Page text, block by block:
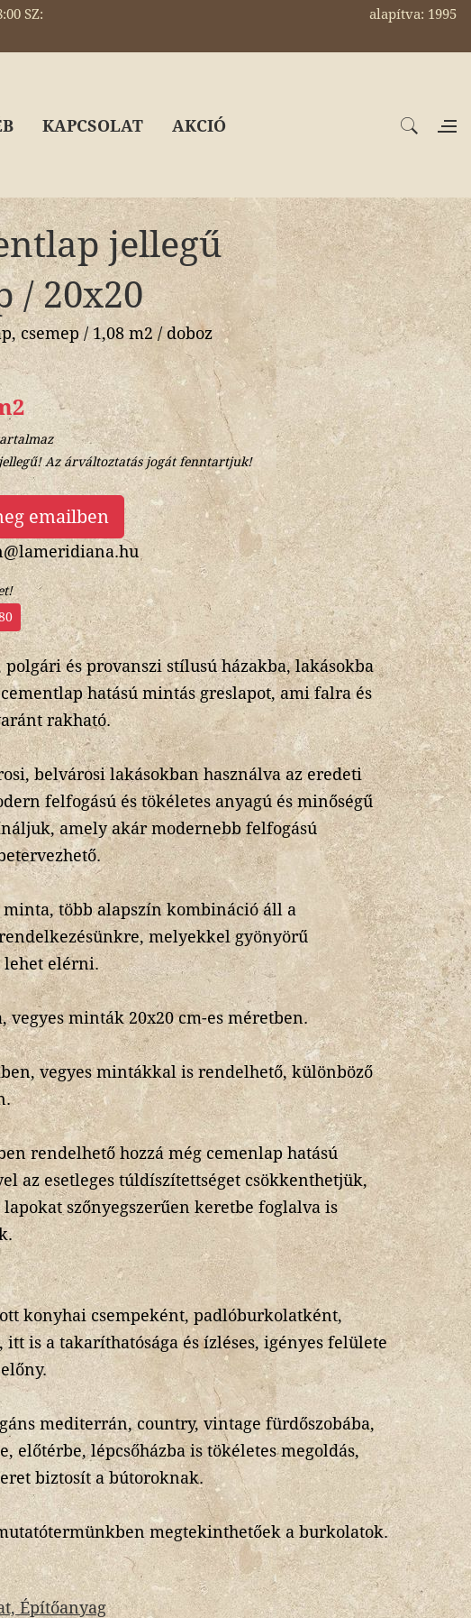
SZ:
alapítva: 1995
KAPCSOLAT AKCIÓ
jellegű
/ 20x20
csemep / 1,08 m2 / doboz
Az árváltoztatás jogát fenntartjuk!
emailben
és provanszi stílusú házakba, lakásokba
hatású mintás greslapot, ami falra és
rakható.
belvárosi lakásokban használva az eredeti
felfogású és tökéletes anyagú és minőségű
amely akár modernebb felfogású
minta, több alapszín kombináció áll a
melyekkel gyönyörű
lehet elérni.
vegyes minták 20x20 cm-es méretben.
vegyes mintákkal is rendelhető, különböző
rendelhető hozzá még cemenlap hatású
az esetleges túldíszítettséget csökkenthetjük,
szőnyegszerűen keretbe foglalva is
konyhai csempeként, padlóburkolatként,
is a takaríthatósága és ízléses, igényes felülete
mediterrán, country, vintage fürdőszobába,
előtérbe, lépcsőházba is tökéletes megoldás,
biztosít a bútoroknak.
megtekinthetőek a burkolatok.
Építőanyag